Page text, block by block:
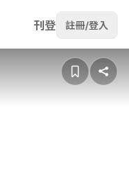
刊登 註冊/登入